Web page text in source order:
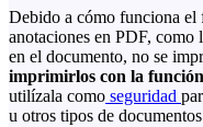
Debido a cómo funciona el
anotaciones en PDF, como
en el documento, no se
imprimirlos con la
utilízala como seguridad
u otros tipos de